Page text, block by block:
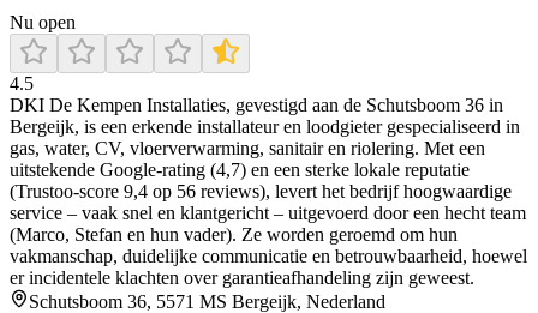
Nu open
4.5
DKI De Kempen Installaties, gevestigd aan de Schutsboom 36 in
Bergeijk, is een erkende installateur en loodgieter gespecialiseerd in
gas, water, CV, vloerverwarming, sanitair en riolering. Met een
uitstekende Google‑rating (4,7) en een sterke lokale reputatie
(Trustoo‑score 9,4 op 56 reviews), levert het bedrijf hoogwaardige
service – vaak snel en klantgericht – uitgevoerd door een hecht team
(Marco, Stefan en hun vader). Ze worden geroemd om hun
vakmanschap, duidelijke communicatie en betrouwbaarheid, hoewel
er incidentele klachten over garantieafhandeling zijn geweest.
Schutsboom 36, 5571 MS Bergeijk, Nederland